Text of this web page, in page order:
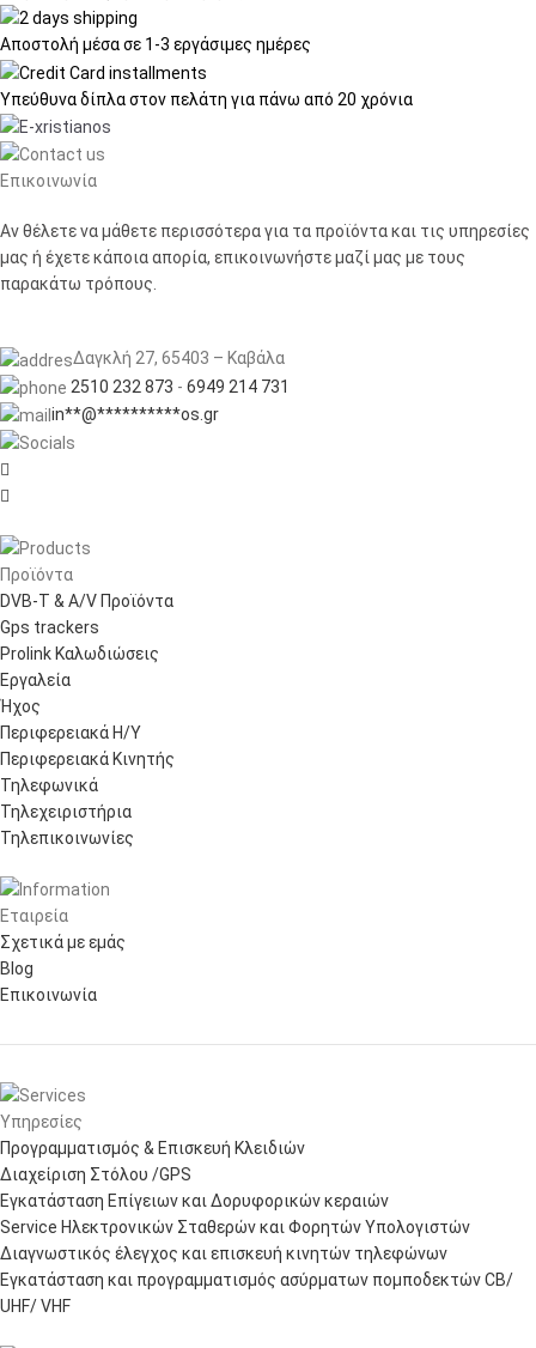
Αποστολή μέσα σε 1-3 εργάσιμες ημέρες
Υπεύθυνα δίπλα στον πελάτη για πάνω από 20 χρόνια
Επικοινωνία
Αν θέλετε να μάθετε περισσότερα για τα προϊόντα και τις υπηρεσίες
μας ή έχετε κάποια απορία, επικοινωνήστε μαζί μας με τους
παρακάτω τρόπους.
Δαγκλή 27, 65403 – Καβάλα
2510 232 873 - 6949 214 731
in**@**********os.gr


Προϊόντα
DVB-T & A/V Προϊόντα
Gps trackers
Prolink Καλωδιώσεις
Εργαλεία
Ήχος
Περιφερειακά Η/Υ
Περιφερειακά Κινητής
Τηλεφωνικά
Τηλεχειριστήρια
Τηλεπικοινωνίες
Εταιρεία
Σχετικά με εμάς
Blog
Επικοινωνία
Υπηρεσίες
Προγραμματισμός & Επισκευή Κλειδιών
Διαχείριση Στόλου /GPS
Εγκατάσταση Επίγειων και Δορυφορικών κεραιών
Service Ηλεκτρονικών Σταθερών και Φορητών Υπολογιστών
Διαγνωστικός έλεγχος και επισκευή κινητών τηλεφώνων
Εγκατάσταση και προγραμματισμός ασύρματων πομποδεκτών CB/
UHF/ VHF